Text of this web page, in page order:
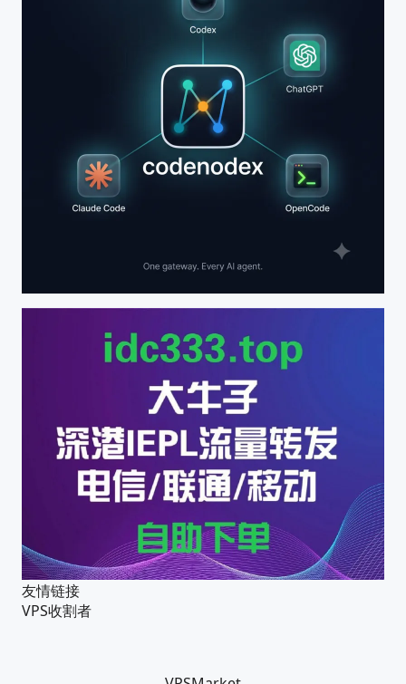
友情链接
VPS收割者